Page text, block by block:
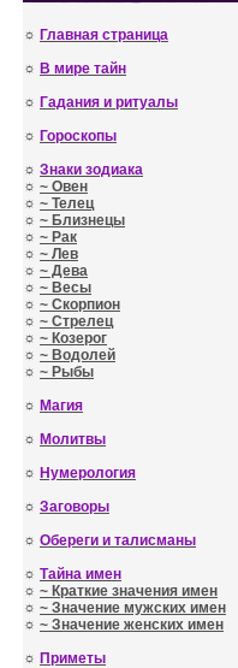
☼ Главная страница
☼ В мире тайн
☼ Гадания и ритуалы
☼ Гороскопы
☼ Знаки зодиака
☼ ~ Овен
☼ ~ Телец
☼ ~ Близнецы
☼ ~ Рак
☼ ~ Лев
☼ ~ Дева
☼ ~ Весы
☼ ~ Скорпион
☼ ~ Стрелец
☼ ~ Козерог
☼ ~ Водолей
☼ ~ Рыбы
☼ Магия
☼ Молитвы
☼ Нумерология
☼ Заговоры
☼ Обереги и талисманы
☼ Тайна имен
☼ ~ Краткие значения имен
☼ ~ Значение мужских имен
☼ ~ Значение женских имен
☼ Приметы